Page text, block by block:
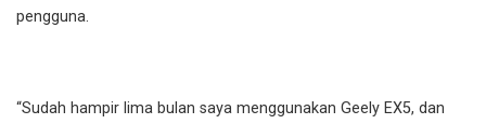
pengguna.
“Sudah hampir lima bulan saya menggunakan Geely EX5, dan